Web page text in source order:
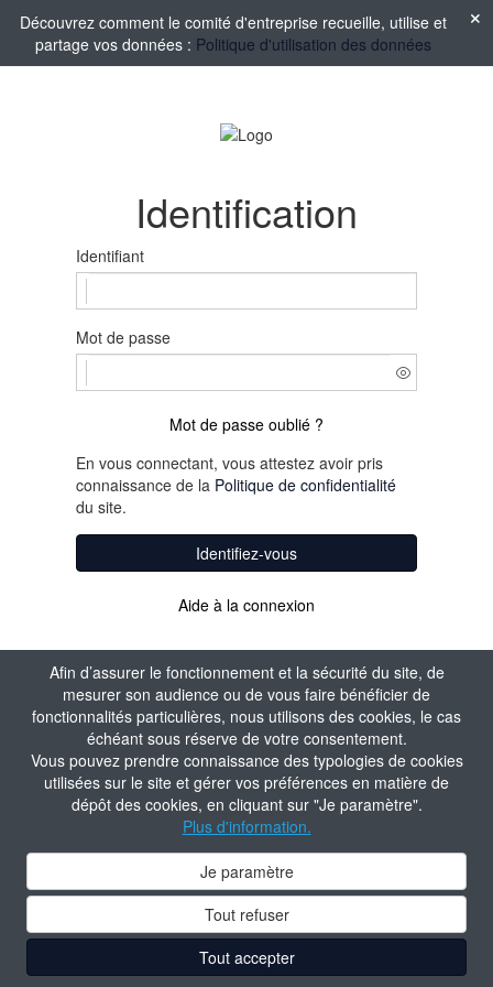
Afin d’assurer le fonctionnement et la sécurité du site, de
mesurer son audience ou de vous faire bénéficier de
fonctionnalités particulières, nous utilisons des cookies, le cas
échéant sous réserve de votre consentement.
Vous pouvez prendre connaissance des typologies de cookies
utilisées sur le site et gérer vos préférences en matière de
dépôt des cookies, en cliquant sur "Je paramètre".
Plus d'information.
Je paramètre
Tout refuser
Tout accepter
Découvrez comment le comité d'entreprise recueille, utilise et
partage vos données : Politique d'utilisation des données
Identification
Identifiant
Mot de passe
Mot de passe oublié ?
En vous connectant, vous attestez avoir pris
connaissance de la Politique de confidentialité
du site.
Identifiez-vous
Aide à la connexion